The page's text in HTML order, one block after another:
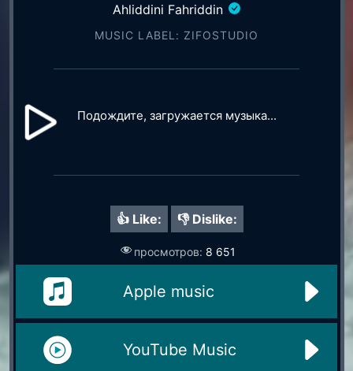
Ahliddini Fahriddin
MUSIC LABEL: ZIFOSTUDIO
Подождите, загружается музыка...
👍 Like: 👎 Dislike:
просмотров: 8 651
Apple music
YouTube Music